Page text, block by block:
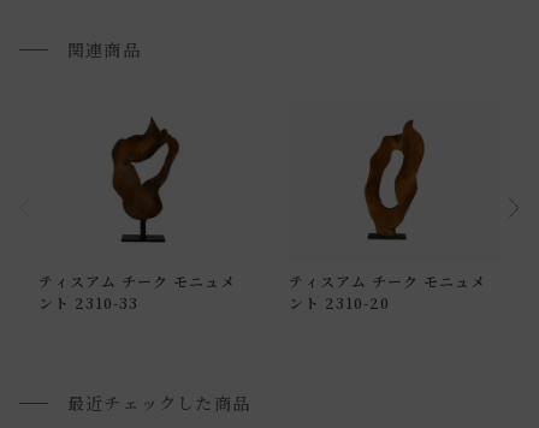
通常配送について
通常配送の場合、お品物は玄関前での引渡しとなります。
■ご不明な点やご希望がございましたら、お気軽にお問い合
関連商品
ティスアム チーク モニュメ
ント 2310-33
ティスアム チーク モニュメ
ント 2310-20
最近チェックした商品